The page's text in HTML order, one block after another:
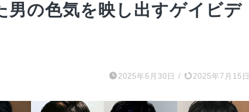
男の色気を映し出すゲイビデ
2025年6月30日 / 2025年7月15日